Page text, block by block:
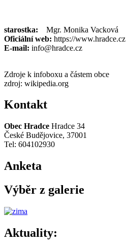
starostka: Mgr. Monika Vacková
Oficiální web: https://www.hradce.cz
E-mail: info@hradce.cz
Zdroje k infoboxu a částem obce
zdroj: wikipedia.org
Kontakt
Obec Hradce Hradce 34
České Budějovice, 37001
Tel: 604102930
Anketa
Výběr z galerie
Aktuality: